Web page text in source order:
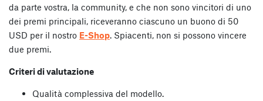
da parte vostra, la community, e che non sono vincitori di uno
dei premi principali, riceveranno ciascuno un buono di 50
USD per il nostro E-Shop. Spiacenti, non si possono vincere
due premi.
Criteri di valutazione
Qualità complessiva del modello.